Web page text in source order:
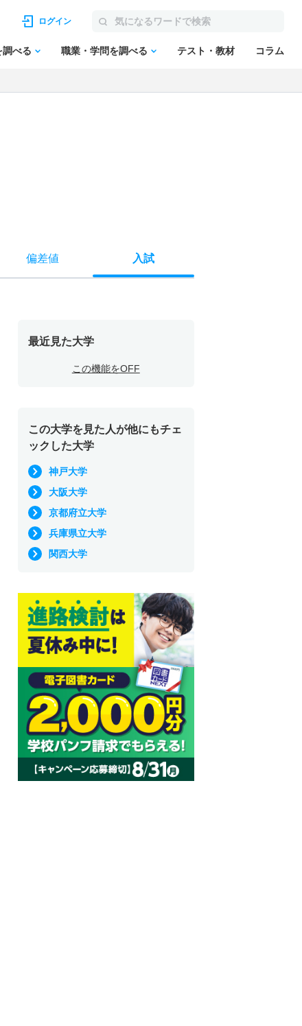
ログイン
調べる 職業・学問を調べる テスト・教材 コラム
偏差値 入試
最近見た大学
この機能をOFF
この大学を見た人が他にもチェ
ックした大学
神戸大学
大阪大学
京都府立大学
兵庫県立大学
関西大学